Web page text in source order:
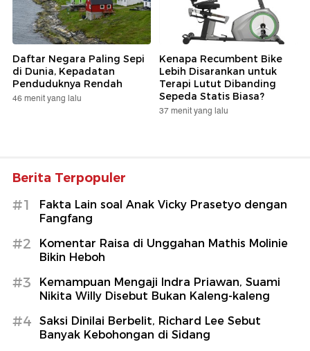
Daftar Negara Paling Sepi
di Dunia, Kepadatan
Penduduknya Rendah
46 menit yang lalu
Kenapa Recumbent Bike
Lebih Disarankan untuk
Terapi Lutut Dibanding
Sepeda Statis Biasa?
37 menit yang lalu
Berita Terpopuler
#1
Fakta Lain soal Anak Vicky Prasetyo dengan
Fangfang
#2
Komentar Raisa di Unggahan Mathis Molinie
Bikin Heboh
#3
Kemampuan Mengaji Indra Priawan, Suami
Nikita Willy Disebut Bukan Kaleng-kaleng
#4
Saksi Dinilai Berbelit, Richard Lee Sebut
Banyak Kebohongan di Sidang